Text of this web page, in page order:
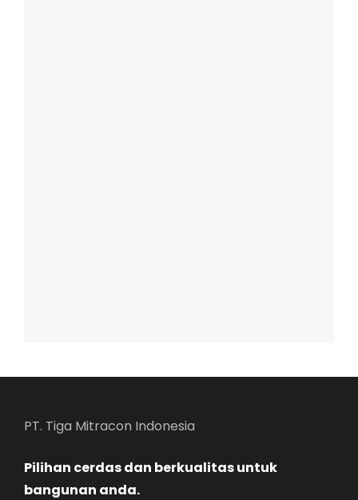
PT. Tiga Mitracon Indonesia
Pilihan cerdas dan berkualitas untuk
bangunan anda.